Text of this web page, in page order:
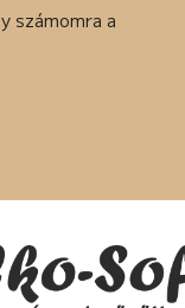
számomra a